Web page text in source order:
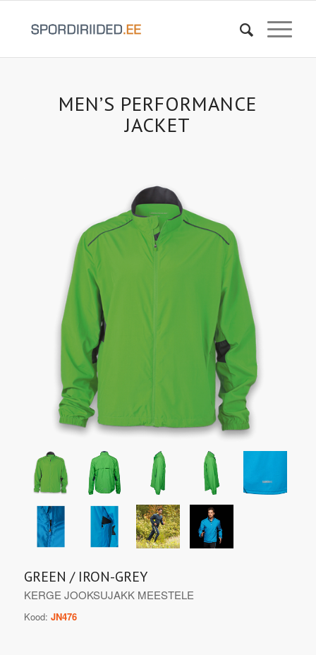
MEN’S PERFORMANCE
JACKET
GREEN / IRON-GREY
KERGE JOOKSUJAKK MEESTELE
Kood: JN476